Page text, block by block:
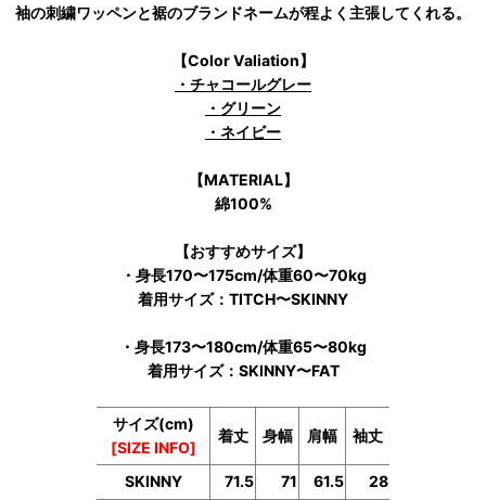
袖の刺繍ワッペンと裾のブランドネームが程よく主張してくれる。
【Color Valiation】
・チャコールグレー
・グリーン
・ネイビー
【MATERIAL】
綿100%
【おすすめサイズ】
・身長170〜175cm/体重60〜70kg
着用サイズ：TITCH〜SKINNY
・身長173〜180cm/体重65〜80kg
着用サイズ：SKINNY〜FAT
サイズ(cm)
[SIZE INFO]
着丈 身幅 肩幅 袖丈
SKINNY 71.5 71 61.5
28